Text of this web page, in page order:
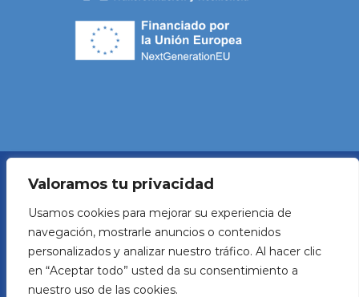
Valoramos tu privacidad
Usamos cookies para mejorar su experiencia de
navegación, mostrarle anuncios o contenidos
personalizados y analizar nuestro tráfico. Al hacer clic
en “Aceptar todo” usted da su consentimiento a
nuestro uso de las cookies.Política de Cookies